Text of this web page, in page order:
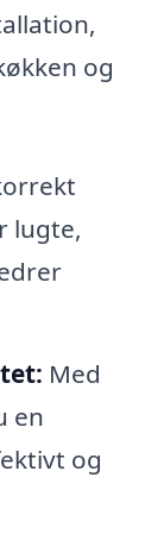
og
lugte,
Med
en
og